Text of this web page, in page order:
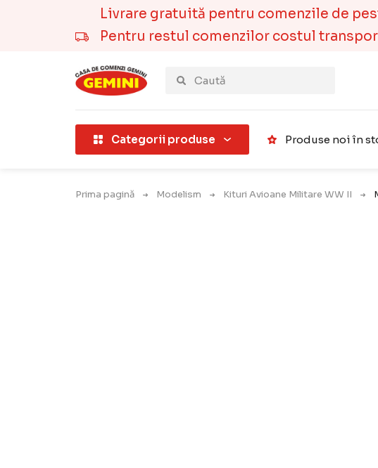
Livrare gratuită pentru comenzile de
Pentru restul comenzilor costul
Categorii produse Produse noi în
Prima pagină Modelism Kituri Avioane Militare WW II